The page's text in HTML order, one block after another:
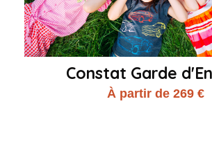
Constat Garde
À partir de 269 €